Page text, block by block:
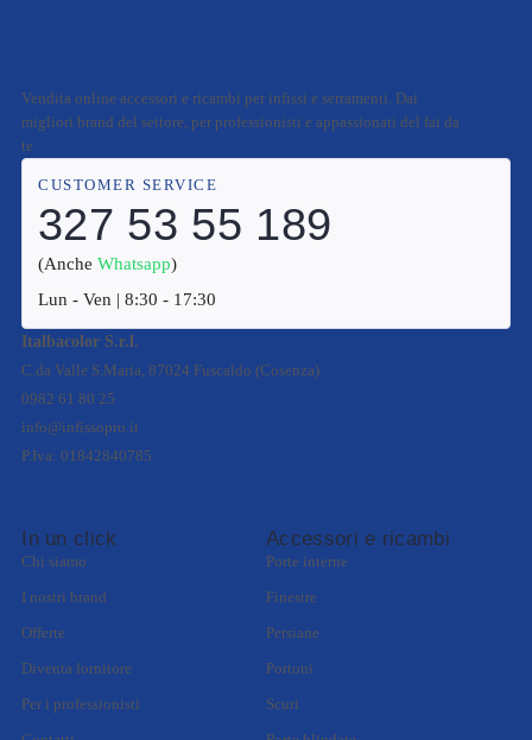
Vendita online accessori e ricambi per infissi e serramenti. Dai
migliori brand del settore, per professionisti e appassionati del fai da
te
CUSTOMER SERVICE
327 53 55 189
(AncheWhatsapp)
Lun - Ven | 8:30 - 17:30
Italbacolor S.r.l.
C.da Valle S.Maria, 87024 Fuscaldo (Cosenza)
0982 61 80 25
info@infissopro.it
P.Iva: 01842840785
In un click
Chi siamo
I nostri brand
Offerte
Diventa fornitore
Per i professionisti
Accessori e ricambi
Porte interne
Finestre
Persiane
Portoni
Scuri